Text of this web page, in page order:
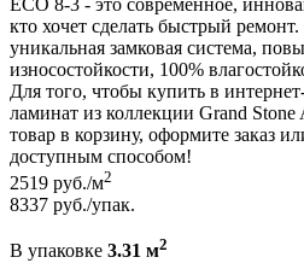
кто хочет сделать быстрый
уникальная замковая система,
износостойкости, 100%
Для того, чтобы купить в
ламинат из коллекции Grand
товар в корзину, оформите заказ
доступным способом!
2519 руб./м2
8337 руб./упак.
В упаковке 3.31 м2